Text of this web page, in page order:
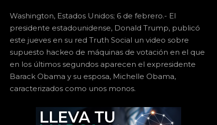
Washington, Estados Unidos; 6 de febrero.- El
presidente estadounidense, Donald Trump, publicó
este jueves en su red Truth Social un video sobre
supuesto hackeo de máquinas de votación en el que
en los últimos segundos aparecen el expresidente
Barack Obama y su esposa, Michelle Obama,
caracterizados como unos monos.